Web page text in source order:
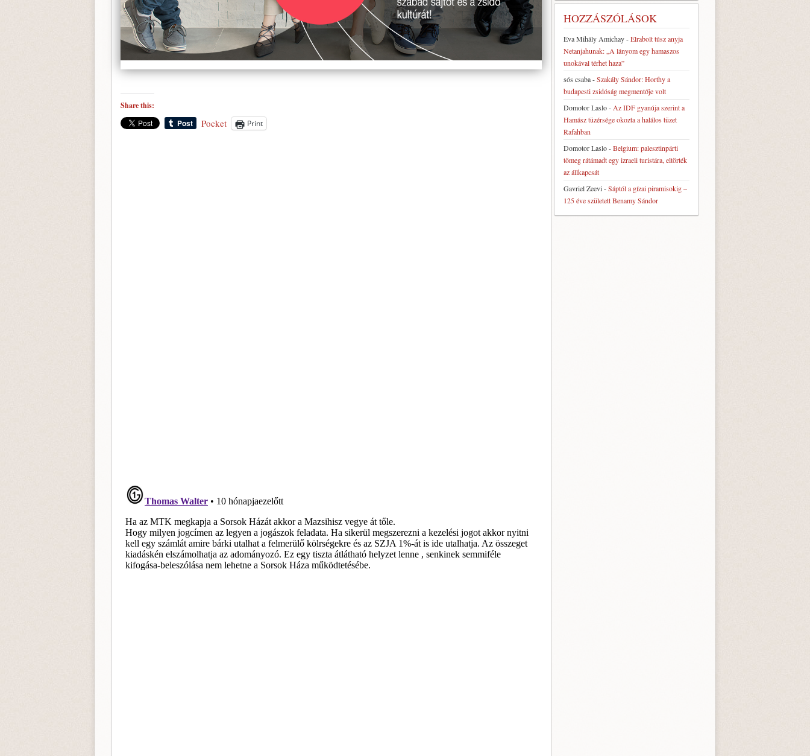
Share this:
Pocket Print
HOZZÁSZÓLÁSOK
Eva Mihály Amichay-Elrabolt túsz anyja
Netanjahunak: „A lányom egy hamaszos
unokával térhet haza”
sós csaba-Szakály Sándor: Horthy a
budapesti zsidóság megmentője volt
Domotor Laslo- Az IDF gyanúja szerint a
Hamász tüzérsége okozta a halálos tüzet
Rafahban
Domotor Laslo-Belgium: palesztinpárti
tömeg rátámadt egy izraeli turistára, eltörték
az állkapcsát
Gavriel Zeevi-Sáptól a gízai piramisokig –
125 éve született Benamy Sándor